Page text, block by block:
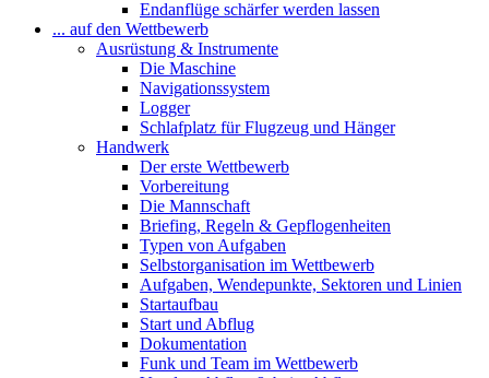
Endanflüge schärfer werden lassen
... auf den Wettbewerb
Ausrüstung & Instrumente
Die Maschine
Navigationssystem
Logger
Schlafplatz für Flugzeug und Hänger
Handwerk
Der erste Wettbewerb
Vorbereitung
Die Mannschaft
Briefing, Regeln & Gepflogenheiten
Typen von Aufgaben
Selbstorganisation im Wettbewerb
Aufgaben, Wendepunkte, Sektoren und Linien
Startaufbau
Start und Abflug
Dokumentation
Funk und Team im Wettbewerb